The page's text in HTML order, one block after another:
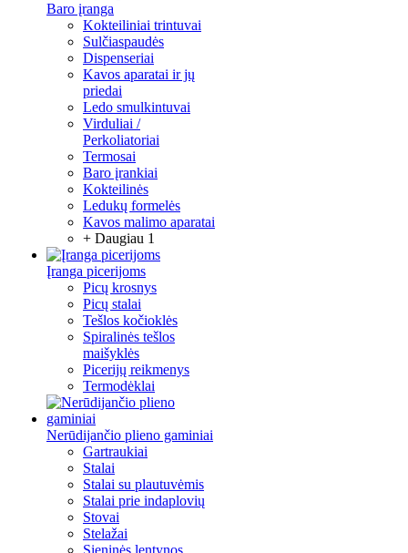
Baro įranga
Kokteiliniai trintuvai
Sulčiaspaudės
Dispenseriai
Kavos aparatai ir jų
priedai
Ledo smulkintuvai
Virduliai /
Perkoliatoriai
Termosai
Baro įrankiai
Kokteilinės
Ledukų formelės
Kavos malimo aparatai
+ Daugiau 1
Įranga picerijoms
Picų krosnys
Picų stalai
Tešlos kočioklės
Spiralinės tešlos
maišyklės
Picerijų reikmenys
Termodėklai
Nerūdijančio plieno gaminiai
Gartraukiai
Stalai
Stalai su plautuvėmis
Stalai prie indaplovių
Stovai
Stelažai
Sieninės lentynos